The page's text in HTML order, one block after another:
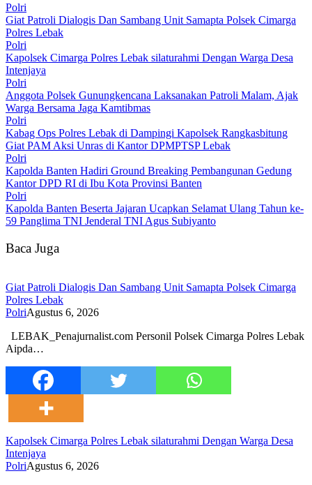
Polri
Giat Patroli Dialogis Dan Sambang Unit Samapta Polsek Cimarga
Polres Lebak
Polri
Kapolsek Cimarga Polres Lebak silaturahmi Dengan Warga Desa
Intenjaya
Polri
Anggota Polsek Gunungkencana Laksanakan Patroli Malam, Ajak
Warga Bersama Jaga Kamtibmas
Polri
Kabag Ops Polres Lebak di Dampingi Kapolsek Rangkasbitung
Giat PAM Aksi Unras di Kantor DPMPTSP Lebak
Polri
Kapolda Banten Hadiri Ground Breaking Pembangunan Gedung
Kantor DPD RI di Ibu Kota Provinsi Banten
Polri
Kapolda Banten Beserta Jajaran Ucapkan Selamat Ulang Tahun ke-
59 Panglima TNI Jenderal TNI Agus Subiyanto
Baca Juga
Giat Patroli Dialogis Dan Sambang Unit Samapta Polsek Cimarga
Polres Lebak
PolriAgustus 6, 2026
LEBAK_Penajurnalist.com Personil Polsek Cimarga Polres Lebak
Aipda…
Kapolsek Cimarga Polres Lebak silaturahmi Dengan Warga Desa
Intenjaya
PolriAgustus 6, 2026